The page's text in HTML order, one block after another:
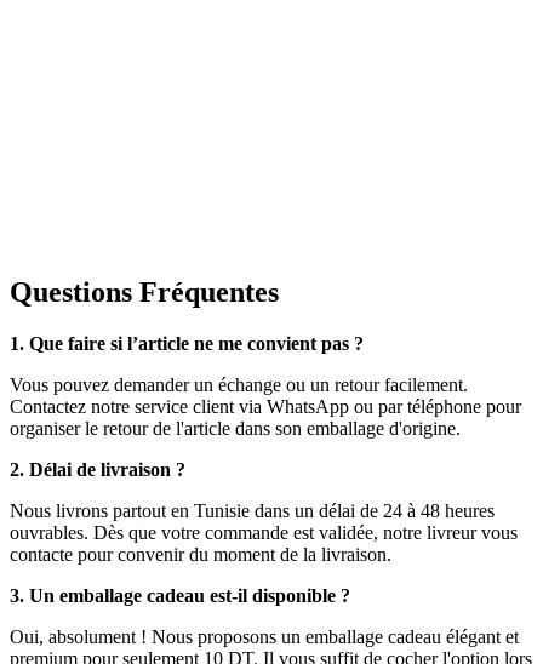
Questions Fréquentes
1. Que faire si l’article ne me convient pas ?
Vous pouvez demander un échange ou un retour facilement.
Contactez notre service client via WhatsApp ou par téléphone pour
organiser le retour de l'article dans son emballage d'origine.
2. Délai de livraison ?
Nous livrons partout en Tunisie dans un délai de 24 à 48 heures
ouvrables. Dès que votre commande est validée, notre livreur vous
contacte pour convenir du moment de la livraison.
3. Un emballage cadeau est-il disponible ?
Oui, absolument ! Nous proposons un emballage cadeau élégant et
premium pour seulement 10 DT. Il vous suffit de cocher l'option lors